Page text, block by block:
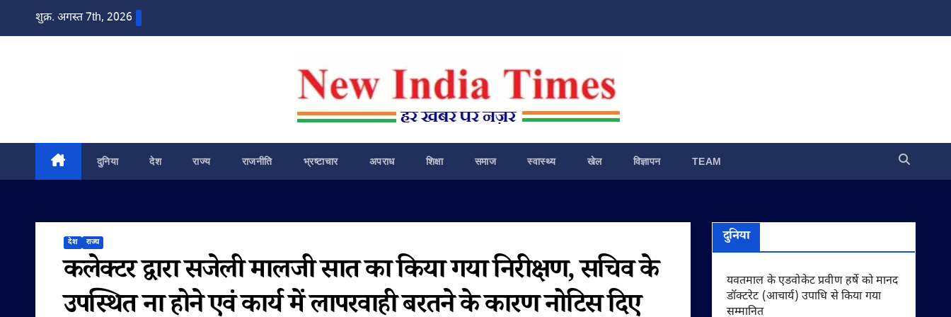
शुक्र. अगस्त 7th, 2026
दुनिया देश राज्य राजनीति भ्रष्टाचार अपराध शिक्षा समाज स्वास्थ्य खेल विज्ञापन TEAM
देश राज्य
कलेक्टर द्वारा सजेली मालजी सात का किया गया निरीक्षण, सचिव के
उपस्थित ना होने एवं कार्य में लापरवाही बरतने के कारण नोटिस दिए
दुनिया
यवतमाल के एडवोकेट प्रवीण हर्षे को मानद
डॉक्टरेट (आचार्य) उपाधि से किया गया
सम्मानित